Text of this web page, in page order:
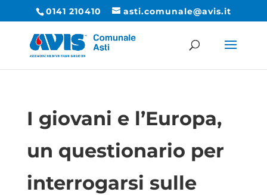
0141 210410 asti.comunale@avis.it
I giovani e l’Europa,
un questionario per
interrogarsi sulle